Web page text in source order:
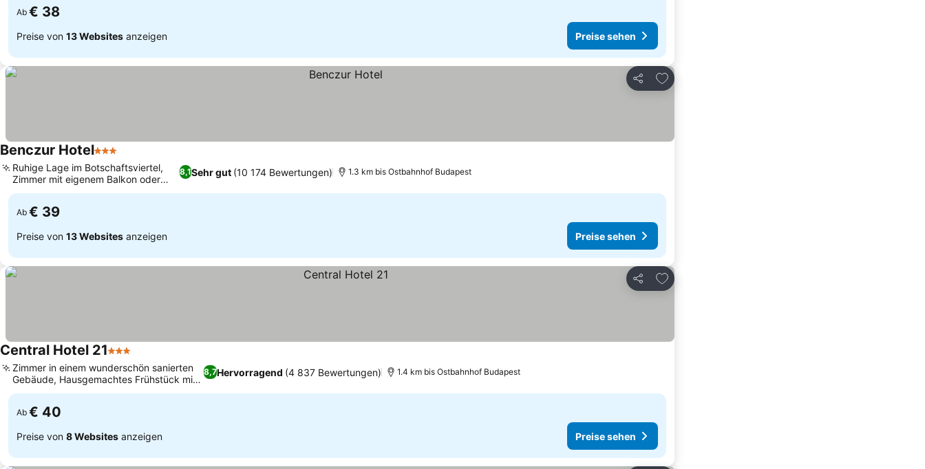
Ab € 38
Preise von 13 Websites anzeigen Preise sehen
Teilen
Zu Favoriten hinzufügen
Benczur Hotel3 Sterne
8,1Sehr gut (10 174 Bewertungen)
Ruhige Lage im Botschaftsviertel,
Zimmer mit eigenem Balkon oder
Terrasse
1.3 km bis Ostbahnhof Budapest
Ab € 39
Preise von 13 Websites anzeigen Preise sehen
Teilen
Zu Favoriten hinzufügen
Central Hotel 213 Sterne
8,7Hervorragend (4 837 Bewertungen)
Zimmer in einem wunderschön sanierten
Gebäude, Hausgemachtes Frühstück mit
frischen Croissants
1.4 km bis Ostbahnhof Budapest
Ab € 40
Preise von 8 Websites anzeigen Preise sehen